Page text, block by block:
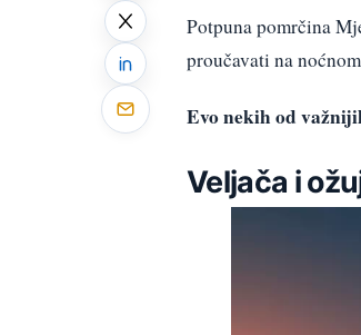
Potpuna pomrčina
proučavati na
Evo nekih od
Veljača i